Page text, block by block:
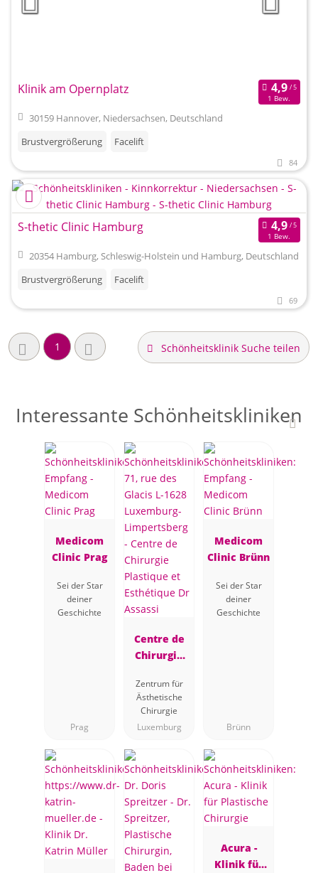
Klinik am Opernplatz
1 Bew.
30159 Hannover, Niedersachsen, Deutschland
Brustvergrößerung
Facelift
84
S-thetic Clinic Hamburg
1 Bew.
20354 Hamburg, Schleswig-Holstein und Hamburg, Deutschland
Brustvergrößerung
Facelift
69
1 Schönheitsklinik Suche teilen
Interessante Schönheitskliniken
Medicom
Clinic Prag
Sei der Star
deiner
Geschichte
Prag
Centre de
Chirurgie
Esthétique
Dr Assassi
Zentrum für
Ästhetische
Chirurgie
Luxemburg
Medicom
Clinic Brünn
Sei der Star
deiner
Geschichte
Brünn
Acura -
Klinik für